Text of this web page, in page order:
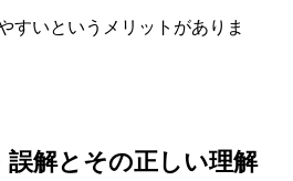
すいというメリットがありま
誤解とその正しい理解